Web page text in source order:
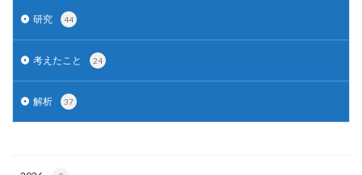
研究 44
考えたこと 24
解析 37